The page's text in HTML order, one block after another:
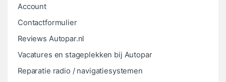
Account
Contactformulier
Reviews Autopar.nl
Vacatures en stageplekken bij Autopar
Reparatie radio / navigatiesystemen